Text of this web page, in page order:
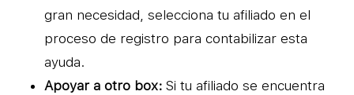
gran necesidad, selecciona tu afiliado en el
proceso de registro para contabilizar esta
ayuda.
Apoyar a otro box: Si tu afiliado se encuentra